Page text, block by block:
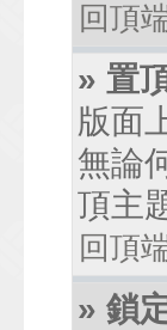
回頂
» 置
版面
無論
頂主
回頂
» 鎖